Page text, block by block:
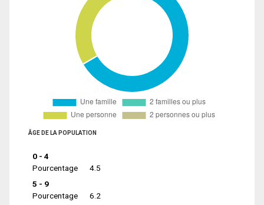
ÂGE DE LA POPULATION
0 - 4
Pourcentage
4.5
5 - 9
Pourcentage
6.2